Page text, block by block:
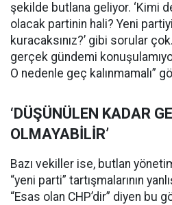
şekilde butlana geliyor. ‘Kimi
olacak partinin hali? Yeni
kuracaksınız?’ gibi sorular
gerçek gündemi
O nedenle geç kalınmamalı”
‘DÜŞÜNÜLEN KADAR
OLMAYABİLİR’
Bazı vekiller ise, butlan
“yeni parti” tartışmalarının
“Esas olan CHP’dir” diyen bu